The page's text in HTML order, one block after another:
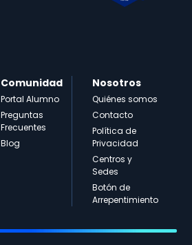
Comunidad
Portal Alumno
Preguntas
Frecuentes
Blog
Nosotros
Quiénes somos
Contacto
Política de
Privacidad
Centros y
Sedes
Botón de
Arrepentimiento